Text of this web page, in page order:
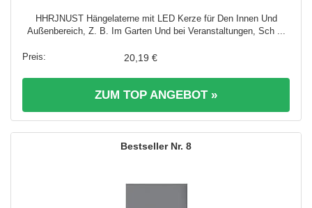
HHRJNUST Hängelaterne mit LED Kerze für Den Innen Und
Außenbereich, Z. B. Im Garten Und bei Veranstaltungen, Sch ...
20,19 €
ZUM TOP ANGEBOT »
8